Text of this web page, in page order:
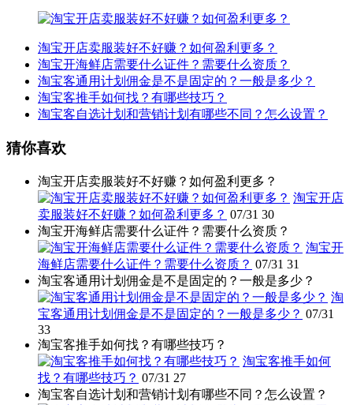
淘宝开店卖服装好不好赚？如何盈利更多？
淘宝开海鲜店需要什么证件？需要什么资质？
淘宝客通用计划佣金是不是固定的？一般是多少？
淘宝客推手如何找？有哪些技巧？
淘宝客自选计划和营销计划有哪些不同？怎么设置？
猜你喜欢
淘宝开店卖服装好不好赚？如何盈利更多？
淘宝开店
卖服装好不好赚？如何盈利更多？ 07/31 30
淘宝开海鲜店需要什么证件？需要什么资质？
淘宝开
海鲜店需要什么证件？需要什么资质？ 07/31 31
淘宝客通用计划佣金是不是固定的？一般是多少？
淘
宝客通用计划佣金是不是固定的？一般是多少？ 07/31
33
淘宝客推手如何找？有哪些技巧？
淘宝客推手如何
找？有哪些技巧？ 07/31 27
淘宝客自选计划和营销计划有哪些不同？怎么设置？